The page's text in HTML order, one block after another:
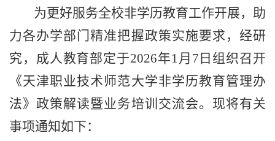
为更好服务全校非学历教育工作开展，助
力各办学部门精准把握政策实施要求，经研
究，成人教育部定于2026年1月7日组织召开
《天津职业技术师范大学非学历教育管理办
法》政策解读暨业务培训交流会。现将有关
事项通知如下：